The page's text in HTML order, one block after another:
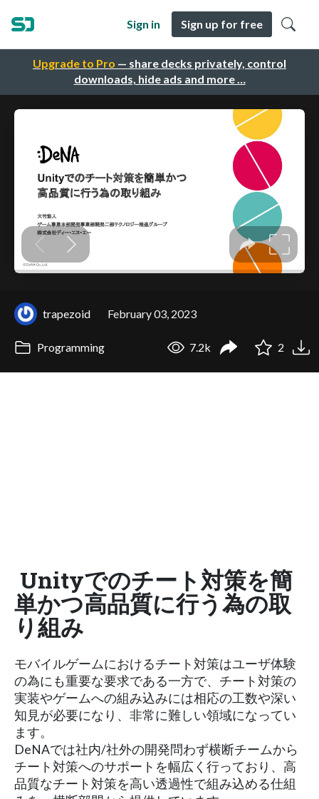
Upgrade to Pro — share decks privately, control
downloads, hide ads and more …
Sign in Sign up for free
trapezoid February 03, 2023
Programming 7.2k 2
Unityでのチート対策を簡
単かつ高品質に行う為の取
り組み
モバイルゲームにおけるチート対策はユーザ体験
の為にも重要な要求である一方で、チート対策の
実装やゲームへの組み込みには相応の工数や深い
知見が必要になり、非常に難しい領域になってい
ます。
DeNAでは社内/社外の開発問わず横断チームから
チート対策へのサポートを幅広く行っており、高
品質なチート対策を高い透過性で組み込める仕組